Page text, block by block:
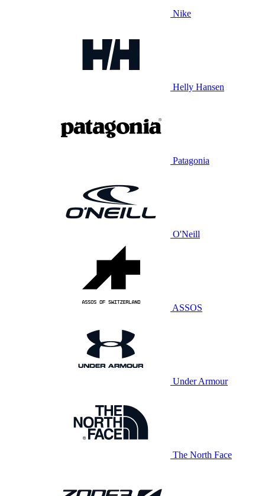
Nike
Helly Hansen
Patagonia
O'Neill
ASSOS
Under Armour
The North Face